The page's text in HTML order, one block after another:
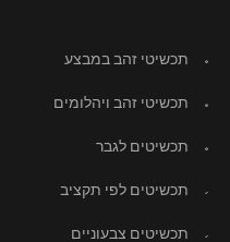
תכשיטי זהב במבצע
תכשיטי זהב ויהלומים
תכשיטים לגבר
תכשיטים לפי תקציב
תכשיטים צבעוניים